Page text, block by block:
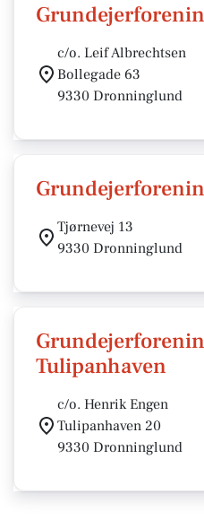
c/o. Leif Albrechtsen
Bollegade 63
9330 Dronninglund
Tjørnevej 13
9330 Dronninglund
Tulipanhaven
c/o. Henrik Engen
Tulipanhaven 20
9330 Dronninglund